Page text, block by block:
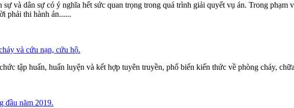
và dân sự có ý nghĩa hết sức quan trọng trong quá trình giải quyết vụ án. Trong
phải thi hành án......
và cứu nạn, cứu hộ.
tập huấn, huấn luyện và kết hợp tuyên truyền, phổ biến kiến thức về phòng cháy,
đầu năm 2019.